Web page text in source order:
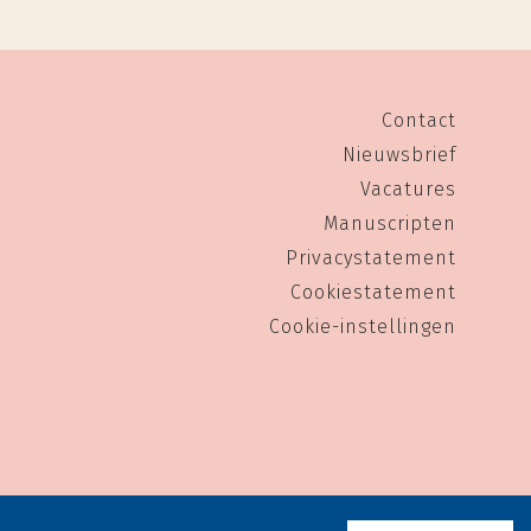
Contact
Nieuwsbrief
Vacatures
Manuscripten
Privacystatement
Cookiestatement
Cookie-instellingen